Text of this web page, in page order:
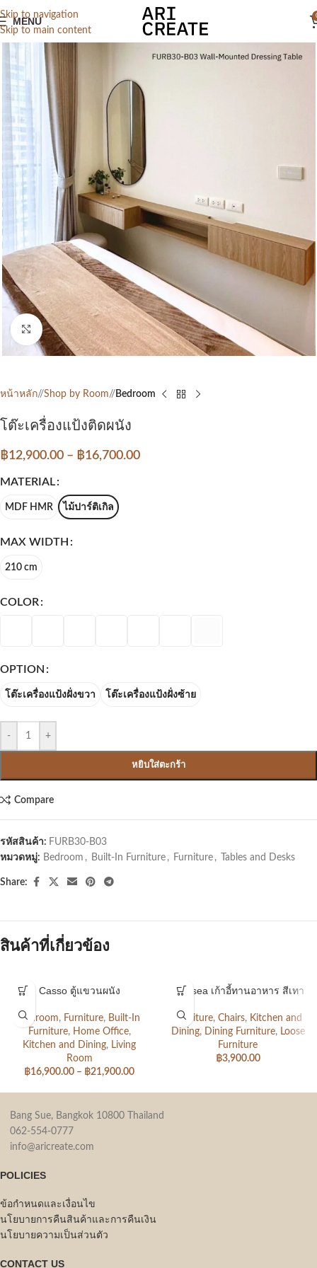
Skip to navigation
Skip to main content
MENU
Click to enlarge
หน้าหลัก/ Shop by Room/ Bedroom
โต๊ะเครื่องแป้งติดผนัง
฿12,900.00 – ฿16,700.00
MATERIAL
MDF HMR ไม้ปาร์ติเกิล
MAX WIDTH
210 cm
COLOR
OPTION
โต๊ะเครื่องแป้งฝั่งขวา โต๊ะเครื่องแป้งฝั่งซ้าย
- +
หยิบใส่ตะกร้า
Compare
รหัสสินค้า: FURB30-B03
หมวดหมู่: Bedroom , Built-In Furniture , Furniture , Tables and Desks
Share:
สินค้าที่เกี่ยวข้อง
Casso ตู้แขวนผนัง
Bedroom, Furniture, Built-In
Furniture, Home Office,
Kitchen and Dining, Living
Room
฿16,900.00 – ฿21,900.00
Chelsea เก้าอี้ทานอาหาร สีเทา
Furniture, Chairs, Kitchen and
Dining, Dining Furniture, Loose
Furniture
฿3,900.00
Bang Sue, Bangkok 10800 Thailand
062-554-0777
info@aricreate.com
POLICIES
ข้อกำหนดและเงื่อนไข
นโยบายการคืนสินค้าและการคืนเงิน
นโยบายความเป็นส่วนตัว
CONTACT US